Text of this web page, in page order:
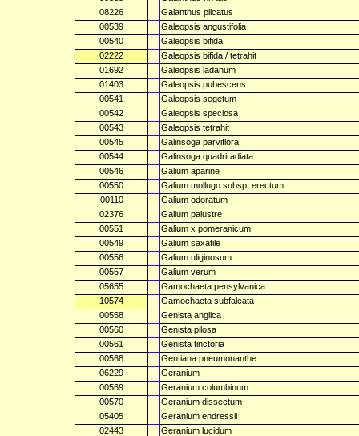
08226
Galanthus plicatus
00539
Galeopsis angustifolia
00540
Galeopsis bifida
02222
Galeopsis bifida / tetrahit
01692
Galeopsis ladanum
01403
Galeopsis pubescens
00541
Galeopsis segetum
00542
Galeopsis speciosa
00543
Galeopsis tetrahit
00545
Galinsoga parviflora
00544
Galinsoga quadriradiata
00546
Galium aparine
00550
Galium mollugo subsp. erectum
00110
Galium odoratum
02376
Galium palustre
00551
Galium x pomeranicum
00549
Galium saxatile
00556
Galium uliginosum
00557
Galium verum
05655
Gamochaeta pensylvanica
10574
Gamochaeta subfalcata
00558
Genista anglica
00560
Genista pilosa
00561
Genista tinctoria
00568
Gentiana pneumonanthe
06229
Geranium
00569
Geranium columbinum
00570
Geranium dissectum
05405
Geranium endressii
02443
Geranium lucidum